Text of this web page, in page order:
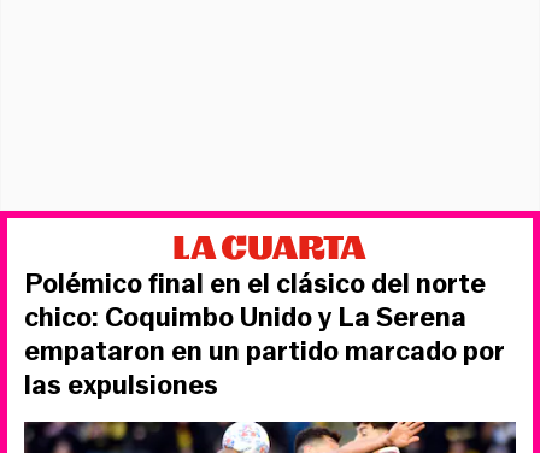
Polémico final en el clásico del norte
chico: Coquimbo Unido y La Serena
empataron en un partido marcado por
las expulsiones